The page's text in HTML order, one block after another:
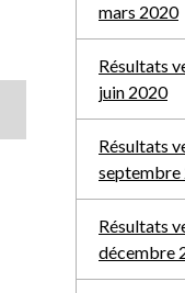
mars 2020
Résultats
juin 2020
Résultats
septembre
Résultats
décembre